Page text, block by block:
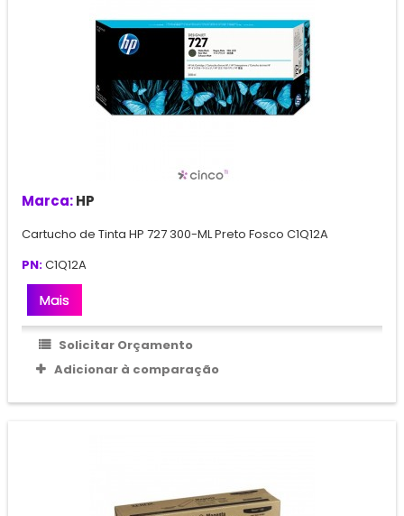
Marca:HP
Cartucho de Tinta HP 727 300-ML Preto Fosco C1Q12A
PN:C1Q12A
Mais
Solicitar Orçamento
Adicionar à comparação